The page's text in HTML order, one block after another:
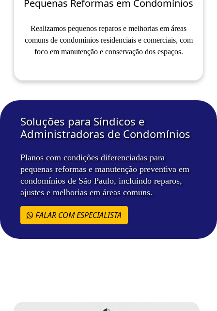
Pequenas Reformas em Condomínios
Realizamos pequenos reparos e melhorias em áreas
comuns de condomínios residenciais e comerciais, com
foco em manutenção e conservação dos espaços.
Soluções para Síndicos e
Administradoras de Condomínios
Planos com condições diferenciadas para
pequenas reformas e manutenção preventiva em
condomínios de São Paulo, incluindo reparos,
ajustes e melhorias em áreas comuns.
FALAR COM ESPECIALISTA